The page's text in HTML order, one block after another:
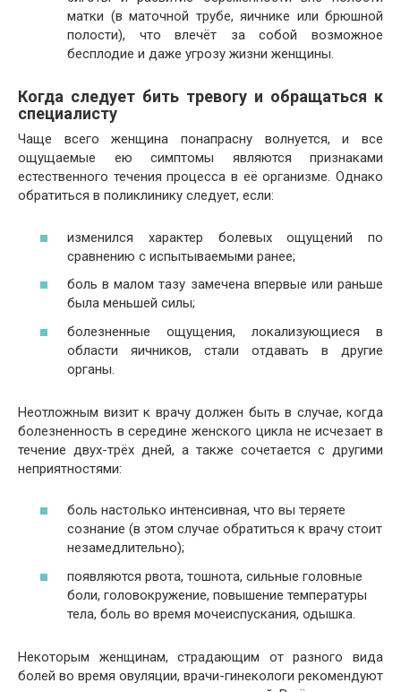
матки (в маточной трубе, яичнике или брюшной
полости), что влечёт за собой возможное
бесплодие и даже угрозу жизни женщины.
Когда следует бить тревогу и обращаться к
специалисту
Чаще всего женщина понапрасну волнуется, и все
ощущаемые ею симптомы являются признаками
естественного течения процесса в её организме. Однако
обратиться в поликлинику следует, если:
изменился характер болевых ощущений по
сравнению с испытываемыми ранее;
боль в малом тазу замечена впервые или раньше
была меньшей силы;
болезненные ощущения, локализующиеся в
области яичников, стали отдавать в другие
органы.
Неотложным визит к врачу должен быть в случае, когда
болезненность в середине женского цикла не исчезает в
течение двух-трёх дней, а также сочетается с другими
неприятностями:
боль настолько интенсивная, что вы теряете
сознание (в этом случае обратиться к врачу стоит
незамедлительно);
появляются рвота, тошнота, сильные головные
боли, головокружение, повышение температуры
тела, боль во время мочеиспускания, одышка.
Некоторым женщинам, страдающим от разного вида
болей во время овуляции, врачи-гинекологи рекомендуют